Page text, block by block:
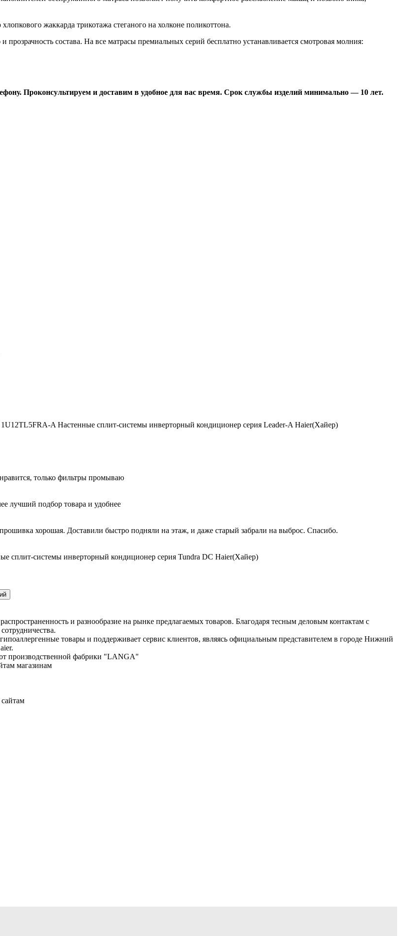
жаккарда трикотажа стеганого на холконе поликоттона.
состава. На все матрасы премиальных серий бесплатно устанавливается смотровая молния:
Проконсультируем и доставим в удобное для вас время. Срок службы изделий минимально — 10 лет.
A Настенные сплит-системы инверторный кондиционер серия Leader-A Haier(Хайер)
только фильтры промываю
лучший подбор товара и удобнее
хорошая. Доставили быстро подняли на этаж, и даже старый забрали на выброс. Спасибо.
сплит-системы инверторный кондиционер серия Tundra DC Haier(Хайер)
и разнообразие на рынке предлагаемых товаров. Благодаря тесным деловым контактам с
товары и поддерживает сервис клиентов, являясь официальным представителем в городе Нижний
производственной фабрики "LANGA"
магазинам